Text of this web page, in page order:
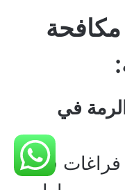
في
فراغات في